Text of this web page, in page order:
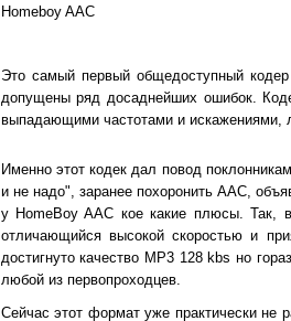
Homeboy AAC
Это самый первый общедоступный
допущены ряд досаднейших ошибок.
выпадающими частотами и
Именно этот кодек дал повод
и не надо", заранее похоронить AAC,
у HomeBoy AAC кое какие плюсы. Так,
отличающийся высокой скоростью и
достигнуто качество MP3 128 kbs но
любой из первопроходцев.
Сейчас этот формат уже практически не